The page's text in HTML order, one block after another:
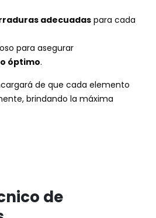
adecuadaspara cada
para asegurar
óptimo.
de que cada elemento
brindando la máxima
de